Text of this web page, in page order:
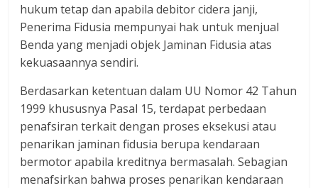
hukum tetap dan apabila debitor cidera janji,
Penerima Fidusia mempunyai hak untuk menjual
Benda yang menjadi objek Jaminan Fidusia atas
kekuasaannya sendiri.
Berdasarkan ketentuan dalam UU Nomor 42 Tahun
1999 khususnya Pasal 15, terdapat perbedaan
penafsiran terkait dengan proses eksekusi atau
penarikan jaminan fidusia berupa kendaraan
bermotor apabila kreditnya bermasalah. Sebagian
menafsirkan bahwa proses penarikan kendaraan